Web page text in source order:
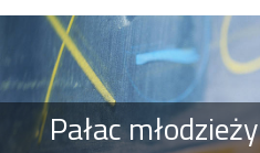
Pałac młodzieży